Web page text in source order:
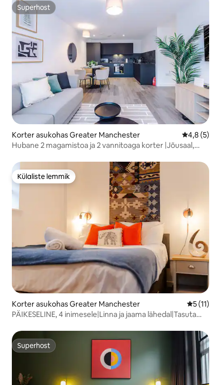
Superhost
Superhost
Korter asukohas Greater Manchester Keskmine
4,8 (5)
Hubane 2 magamistoa ja 2 vannitoaga korter |Jõusaal,
Külaliste lemmik
Külaliste lemmik
Korter asukohas Greater Manchester
5 (11)
PÄIKESELINE, 4 inimesele|Linna ja jaama lähedal|Tasuta
Superhost
Superhost